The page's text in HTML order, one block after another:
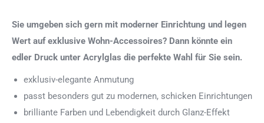
Sie umgeben sich gern mit moderner Einrichtung und legen
Wert auf exklusive Wohn-Accessoires? Dann könnte ein
edler Druck unter Acrylglas die perfekte Wahl für Sie sein.
exklusiv-elegante Anmutung
passt besonders gut zu modernen, schicken Einrichtungen
brilliante Farben und Lebendigkeit durch Glanz-Effekt